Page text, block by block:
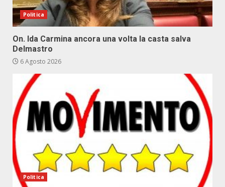
Politica
On. Ida Carmina ancora una volta la casta salva
Delmastro
6 Agosto 2026
Politica